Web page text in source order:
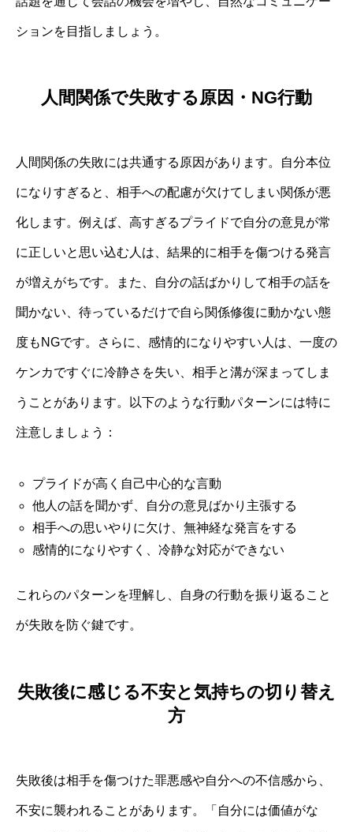
ションを目指しましょう。
人間関係で失敗する原因・NG行動
人間関係の失敗には共通する原因があります。自分本位
になりすぎると、相手への配慮が欠けてしまい関係が悪
化します。例えば、高すぎるプライドで自分の意見が常
に正しいと思い込む人は、結果的に相手を傷つける発言
が増えがちです。また、自分の話ばかりして相手の話を
聞かない、待っているだけで自ら関係修復に動かない態
度もNGです。さらに、感情的になりやすい人は、一度の
ケンカですぐに冷静さを失い、相手と溝が深まってしま
うことがあります。以下のような行動パターンには特に
注意しましょう：
プライドが高く自己中心的な言動
他人の話を聞かず、自分の意見ばかり主張する
相手への思いやりに欠け、無神経な発言をする
感情的になりやすく、冷静な対応ができない
これらのパターンを理解し、自身の行動を振り返ること
が失敗を防ぐ鍵です。
失敗後に感じる不安と気持ちの切り替え
方
失敗後は相手を傷つけた罪悪感や自分への不信感から、
不安に襲われることがあります。「自分には価値がな